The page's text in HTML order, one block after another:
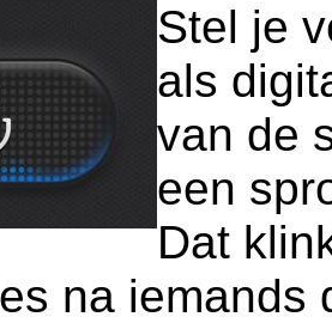
Stel je
als
van de
een
Dat
na iemands